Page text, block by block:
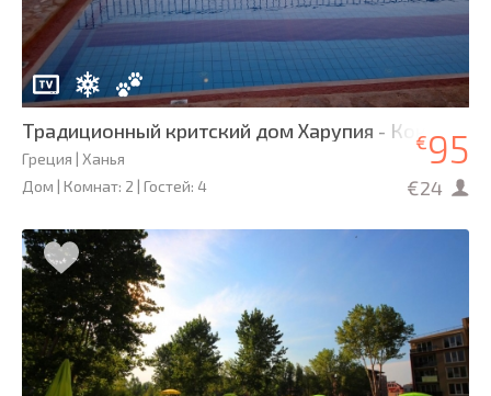
Традиционный критский дом Харупия - Коккино
Греция | Ханья
Дом | Комнат: 2 | Гостей: 4
€95
€24